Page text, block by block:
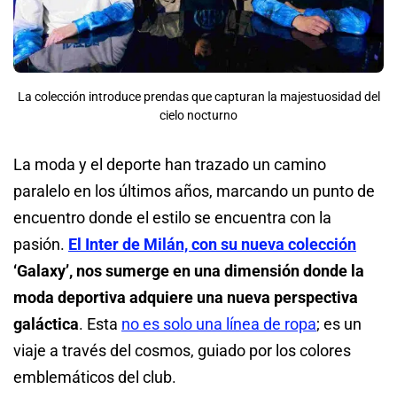
La colección introduce prendas que capturan la majestuosidad del
cielo nocturno
La moda y el deporte han trazado un camino
paralelo en los últimos años, marcando un punto de
encuentro donde el estilo se encuentra con la
pasión. El Inter de Milán, con su nueva colección
‘Galaxy’, nos sumerge en una dimensión donde la
moda deportiva adquiere una nueva perspectiva
galáctica. Esta no es solo una línea de ropa; es un
viaje a través del cosmos, guiado por los colores
emblemáticos del club.